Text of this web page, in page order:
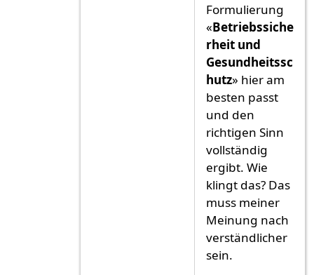
Formulierung
«Betriebssiche
rheit und
Gesundheitssc
hutz» hier am
besten passt
und den
richtigen Sinn
vollständig
ergibt. Wie
klingt das? Das
muss meiner
Meinung nach
verständlicher
sein.